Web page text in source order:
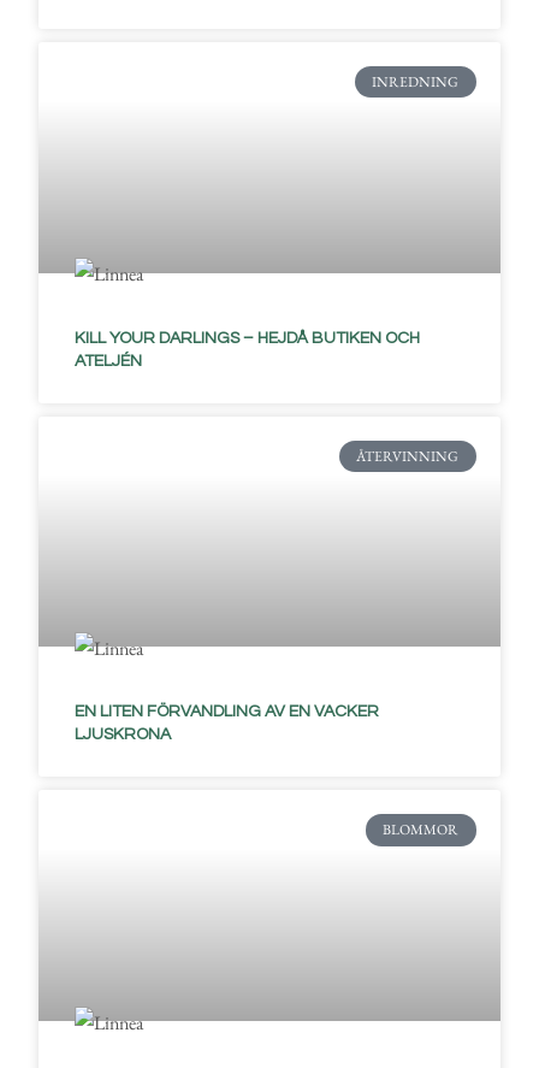
INREDNING
KILL YOUR DARLINGS – HEJDÅ BUTIKEN OCH
ATELJÉN
ÅTERVINNING
EN LITEN FÖRVANDLING AV EN VACKER
LJUSKRONA
BLOMMOR